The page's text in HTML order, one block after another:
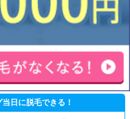
日に脱毛できる！